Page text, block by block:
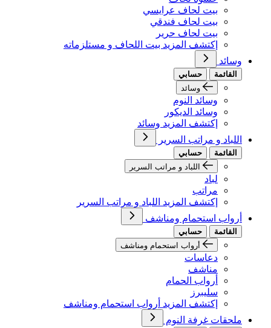
بيت لحاف عرايسي
بيت لحاف فندقي
بيت لحاف حرير
إكتشف المزيد بيت اللحاف و مستلزماته
وسائد
القائمة
حسابي
وسائد
وسائد النوم
وسائد الديكور
إكتشف المزيد وسائد
اللباد و مراتب السرير
القائمة
حسابي
اللباد و مراتب السرير
لباد
مراتب
إكتشف المزيد اللباد و مراتب السرير
أرواب استحمام ومناشف
القائمة
حسابي
أرواب استحمام ومناشف
دعاسات
مناشف
أرواب الحمام
سليبرز
إكتشف المزيد أرواب استحمام ومناشف
ملحقات غرفة النوم